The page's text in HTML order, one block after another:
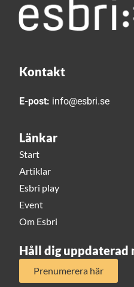
Kontakt
E-post: info@esbri.se
Länkar
Start
Artiklar
Esbri play
Event
Om Esbri
Håll dig uppdaterad
Prenumerera här